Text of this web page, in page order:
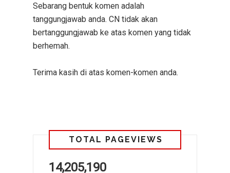
Sebarang bentuk komen adalah
tanggungjawab anda. CN tidak akan
bertanggungjawab ke atas komen yang tidak
berhemah.
Terima kasih di atas komen-komen anda.
TOTAL PAGEVIEWS
14,205,190